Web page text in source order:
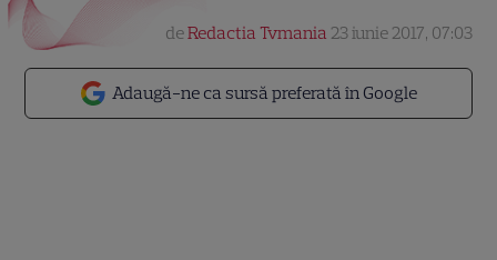
Adaugă-ne ca sursă preferată în Google
deRedactia Tvmania 23 iunie 2017, 07:03